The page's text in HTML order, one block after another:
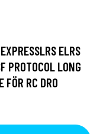
ELRS
PROTOCOL LONG
FÖR RC DRO